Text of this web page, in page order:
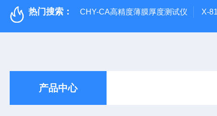
热门搜索： CHY-CA高精度薄膜厚度测试仪 X-
产品中心